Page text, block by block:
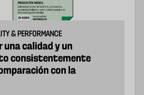
& PERFORMANCE
una calidad y un
consistentemente
con la